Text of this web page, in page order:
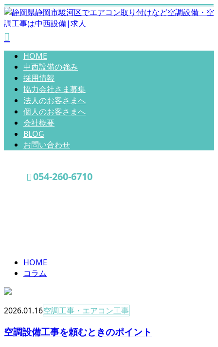
HOME
中西設備の強み
採用情報
協力会社さま募集
法人のお客さまへ
個人のお客さまへ
会社概要
BLOG
お問い合わせ
054-260-6710
HOME
コラム
2026.01.16空調工事・エアコン工事
空調設備工事を頼むときのポイント